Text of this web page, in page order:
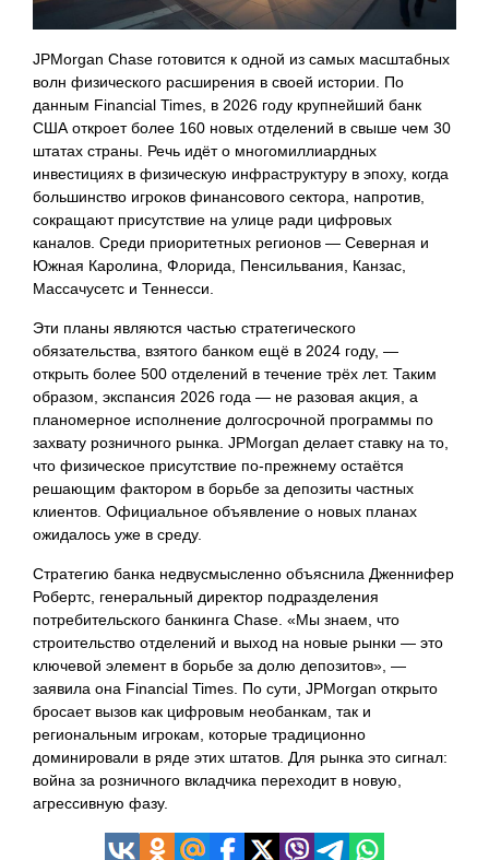
JPMorgan Chase готовится к одной из самых масштабных
волн физического расширения в своей истории. По
данным Financial Times, в 2026 году крупнейший банк
США откроет более 160 новых отделений в свыше чем 30
штатах страны. Речь идёт о многомиллиардных
инвестициях в физическую инфраструктуру в эпоху, когда
большинство игроков финансового сектора, напротив,
сокращают присутствие на улице ради цифровых
каналов. Среди приоритетных регионов — Северная и
Южная Каролина, Флорида, Пенсильвания, Канзас,
Массачусетс и Теннесси.
Эти планы являются частью стратегического
обязательства, взятого банком ещё в 2024 году, —
открыть более 500 отделений в течение трёх лет. Таким
образом, экспансия 2026 года — не разовая акция, а
планомерное исполнение долгосрочной программы по
захвату розничного рынка. JPMorgan делает ставку на то,
что физическое присутствие по-прежнему остаётся
решающим фактором в борьбе за депозиты частных
клиентов. Официальное объявление о новых планах
ожидалось уже в среду.
Стратегию банка недвусмысленно объяснила Дженнифер
Робертс, генеральный директор подразделения
потребительского банкинга Chase. «Мы знаем, что
строительство отделений и выход на новые рынки — это
ключевой элемент в борьбе за долю депозитов», —
заявила она Financial Times. По сути, JPMorgan открыто
бросает вызов как цифровым необанкам, так и
региональным игрокам, которые традиционно
доминировали в ряде этих штатов. Для рынка это сигнал:
война за розничного вкладчика переходит в новую,
агрессивную фазу.